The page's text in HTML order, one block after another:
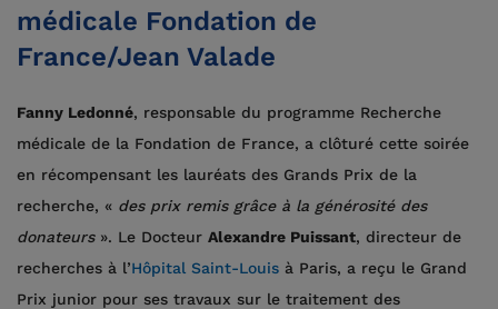
médicale Fondation de
France/Jean Valade
Fanny Ledonné, responsable du programme Recherche
médicale de la Fondation de France, a clôturé cette soirée
en récompensant les lauréats des Grands Prix de la
recherche, « des prix remis grâce à la générosité des
donateurs». Le Docteur Alexandre Puissant, directeur de
recherches à l’Hôpital Saint-Louis à Paris, a reçu le Grand
Prix junior pour ses travaux sur le traitement des